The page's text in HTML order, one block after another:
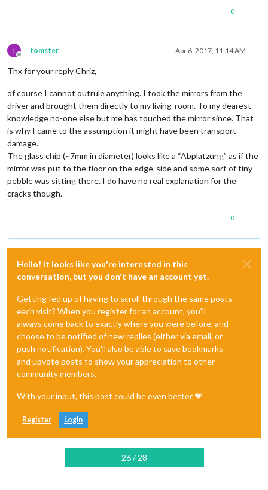
0
T
Offline
tomster Apr 6, 2017, 11:14 AM
Thx for your reply Chriz,
of course I cannot outrule anything. I took the mirrors from the
driver and brought them directly to my living-room. To my dearest
knowledge no-one else but me has touched the mirror since. That
is why I came to the assumption it might have been transport
damage.
The glass chip (~7mm in diameter) looks like a “Abplatzung” as if the
mirror was put to the floor on the edge-side and some sort of tiny
pebble was sitting there. I do have no real explanation for the
cracks though.
0
Hello! It looks like you're interested in this
conversation, but you don't have an account yet.
Getting fed up of having to scroll through the same posts
each visit? When you register for an account, you'll
always come back to exactly where you were before, and
choose to be notified of new replies (either via email, or
push notification). You'll also be able to save bookmarks
and upvote posts to show your appreciation to other
community members.
With your input, this post could be even better 💗
Register Login
26 / 28